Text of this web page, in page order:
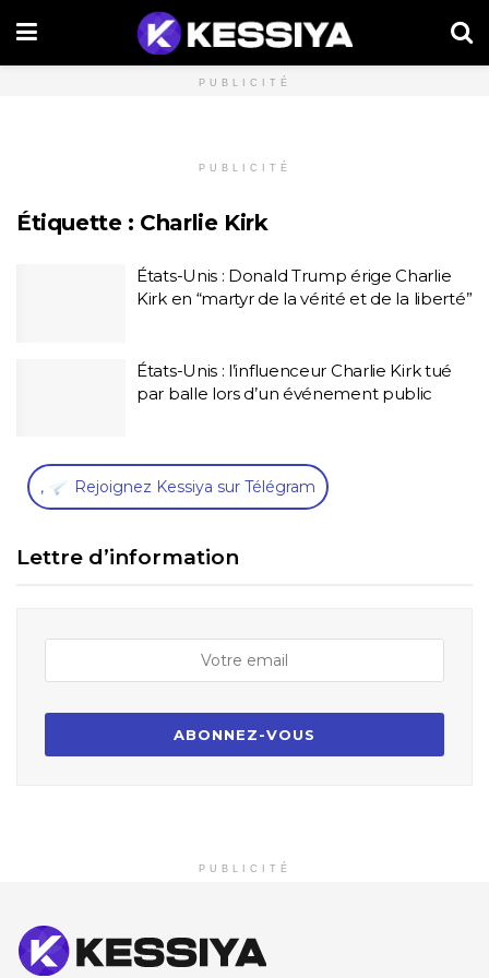
PUBLICITÉ
PUBLICITÉ
Étiquette : Charlie Kirk
États-Unis : Donald Trump érige Charlie
Kirk en “martyr de la vérité et de la liberté”
États-Unis : l’influenceur Charlie Kirk tué
par balle lors d’un événement public
, Rejoignez Kessiya sur Télégram
Lettre d’information
PUBLICITÉ